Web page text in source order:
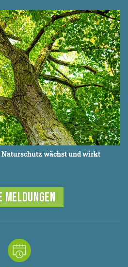
Naturschutz wächst und wirkt
MELDUNGEN